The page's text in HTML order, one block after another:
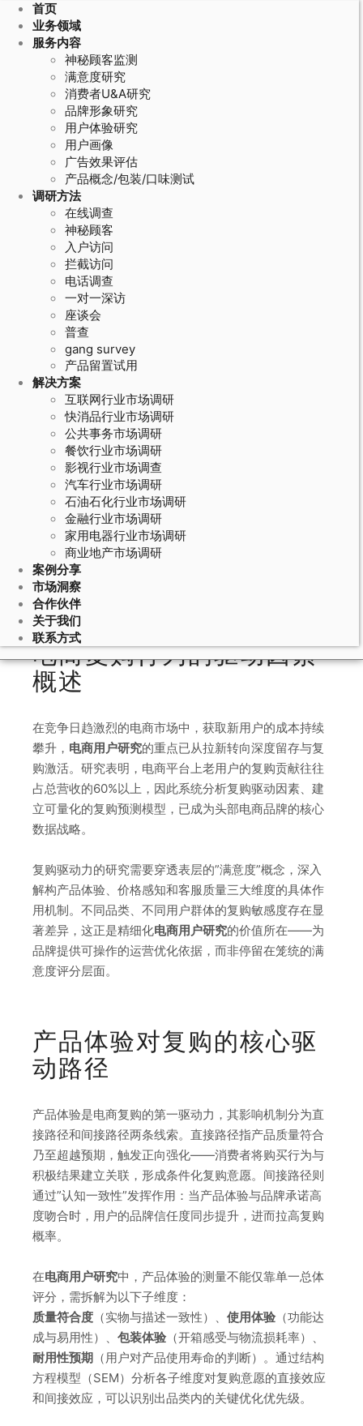
首页
业务领域
服务内容
神秘顾客监测
满意度研究
消费者U&A研究
品牌形象研究
用户体验研究
用户画像
广告效果评估
产品概念/包装/口味测试
调研方法
在线调查
神秘顾客
入户访问
拦截访问
电话调查
一对一深访
座谈会
普查
gang survey
产品留置试用
解决方案
互联网行业市场调研
快消品行业市场调研
公共事务市场调研
餐饮行业市场调研
影视行业市场调查
汽车行业市场调研
石油石化行业市场调研
金融行业市场调研
家用电器行业市场调研
商业地产市场调研
案例分享
市场洞察
合作伙伴
关于我们
联系方式
May 22, 2026
电商用户研究的复购驱动分析：产品
体验、价格感知和客服质量的复购影
电商复购行为的驱动因素
概述
在竞争日趋激烈的电商市场中，获取新用户的成本持续
攀升， 电商用户研究的重点已从拉新转向深度留存与复
购激活。研究表明，电商平台上老用户的复购贡献往往
占总营收的60%以上，因此系统分析复购驱动因素、建
立可量化的复购预测模型，已成为头部电商品牌的核心
数据战略。
复购驱动力的研究需要穿透表层的”满意度”概念，深入
解构产品体验、价格感知和客服质量三大维度的具体作
用机制。不同品类、不同用户群体的复购敏感度存在显
著差异，这正是精细化电商用户研究的价值所在——为
品牌提供可操作的运营优化依据，而非停留在笼统的满
意度评分层面。
产品体验对复购的核心驱
动路径
产品体验是电商复购的第一驱动力，其影响机制分为直
接路径和间接路径两条线索。直接路径指产品质量符合
乃至超越预期，触发正向强化——消费者将购买行为与
积极结果建立关联，形成条件化复购意愿。间接路径则
通过”认知一致性”发挥作用：当产品体验与品牌承诺高
度吻合时，用户的品牌信任度同步提升，进而拉高复购
概率。
在电商用户研究中，产品体验的测量不能仅靠单一总体
评分，需拆解为以下子维度：
质量符合度 （实物与描述一致性）、 使用体验（功能达
成与易用性）、 包装体验（开箱感受与物流损耗率）、
耐用性预期 （用户对产品使用寿命的判断）。通过结构
方程模型（SEM）分析各子维度对复购意愿的直接效应
和间接效应，可以识别出品类内的关键优化优先级。